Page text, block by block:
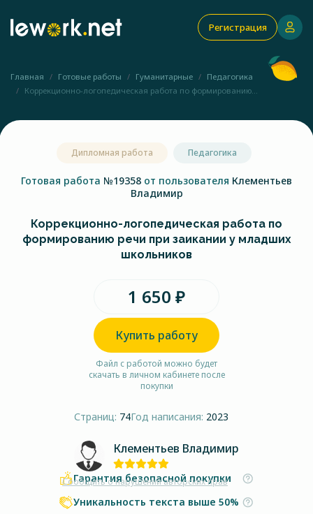
Регистрация
Главная Готовые работы Гуманитарные
Педагогика
Коррекционно-логопедическая работа по формированию...
Дипломная работа Педагогика
Готовая работа №19358 от пользователя Клементьев
Владимир
Коррекционно-логопедическая работа по
формированию речи при заикании у младших
школьников
1 650 ₽
Купить работу
Файл с работой можно будет
скачать в личном кабинете после
покупки
Страниц: 74Год написания: 2023
Клементьев Владимир
Сообщить о нарушении авторских прав
Гарантия безопасной покупки
Уникальность текста выше 50%